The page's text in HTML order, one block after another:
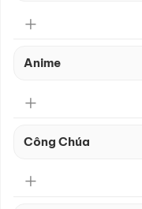
Anime
Công Chúa